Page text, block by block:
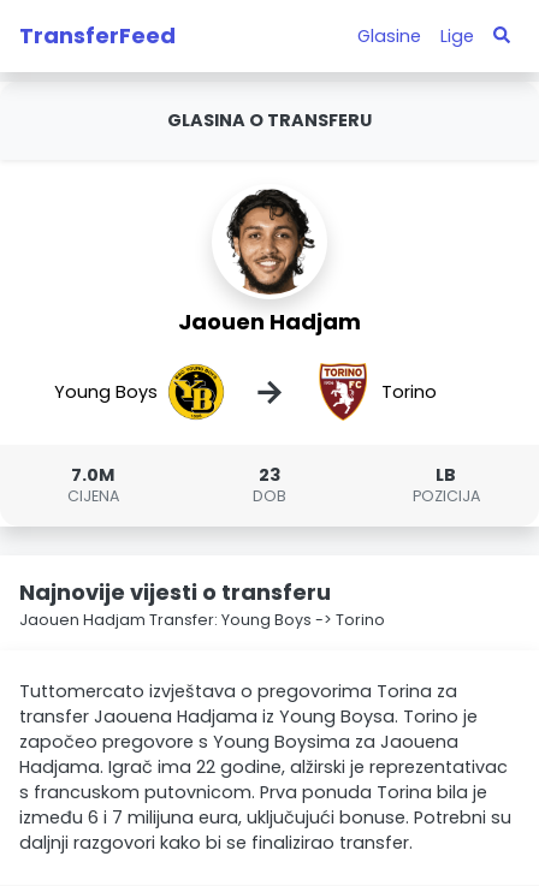
TransferFeed Glasine Lige
GLASINA O TRANSFERU
Jaouen Hadjam
Young Boys → Torino
7.0M
CIJENA
23
DOB
LB
POZICIJA
Najnovije vijesti o transferu
Jaouen Hadjam Transfer: Young Boys -> Torino
Tuttomercato izvještava o pregovorima Torina za
transfer Jaouena Hadjama iz Young Boysa. Torino je
započeo pregovore s Young Boysima za Jaouena
Hadjama. Igrač ima 22 godine, alžirski je reprezentativac
s francuskom putovnicom. Prva ponuda Torina bila je
između 6 i 7 milijuna eura, uključujući bonuse. Potrebni su
daljnji razgovori kako bi se finalizirao transfer.